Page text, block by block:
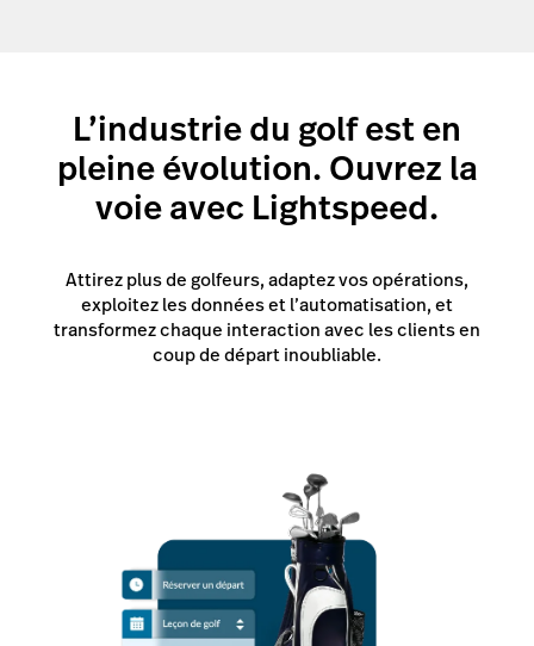
L’industrie du golf est en
pleine évolution. Ouvrez la
voie avec Lightspeed.
Attirez plus de golfeurs, adaptez vos opérations,
exploitez les données et l’automatisation, et
transformez chaque interaction avec les clients en
coup de départ inoubliable.